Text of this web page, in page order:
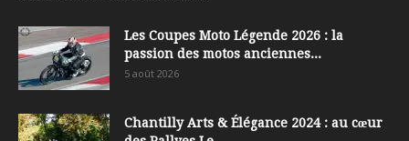
Les Coupes Moto Légende 2026 : la
passion des motos anciennes...
5 août 2026
Chantilly Arts & Élégance 2024 : au cœur